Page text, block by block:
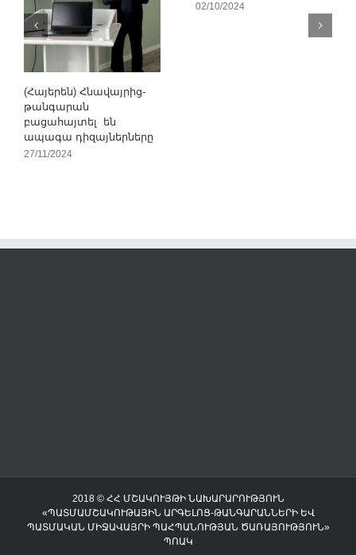
(Հայերեն) Հնավայրից-
թանգարան
բացահայտել են
ապագա դիզայներները
27/11/2024
02/10/2024
2018 © ՀՀ ՄՇԱԿՈՒՅԹԻ ՆԱԽԱՐԱՐՈՒԹՅՈՒՆ
«ՊԱՏՄԱՄՇԱԿՈՒԹԱՅԻՆ ԱՐԳԵԼՈՑ-ԹԱՆԳԱՐԱՆՆԵՐԻ ԵՎ
ՊԱՏՄԱԿԱՆ ՄԻՋԱՎԱՅՐԻ ՊԱՀՊԱՆՈՒԹՅԱՆ ԾԱՌԱՅՈՒԹՅՈՒՆ»
ՊՈԱԿ